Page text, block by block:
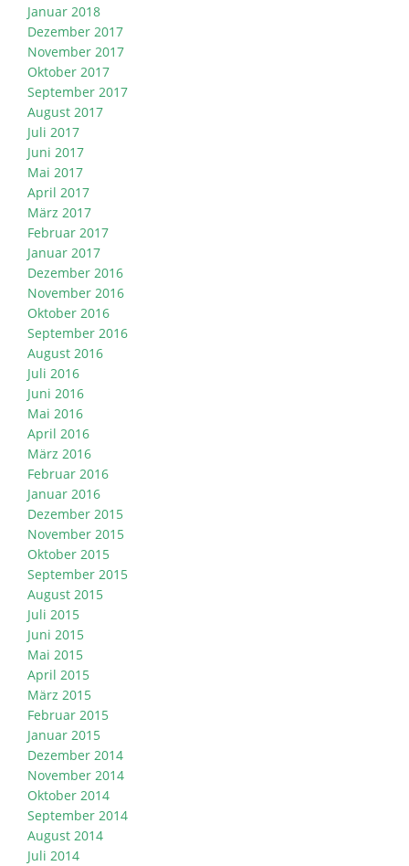
Januar 2018
Dezember 2017
November 2017
Oktober 2017
September 2017
August 2017
Juli 2017
Juni 2017
Mai 2017
April 2017
März 2017
Februar 2017
Januar 2017
Dezember 2016
November 2016
Oktober 2016
September 2016
August 2016
Juli 2016
Juni 2016
Mai 2016
April 2016
März 2016
Februar 2016
Januar 2016
Dezember 2015
November 2015
Oktober 2015
September 2015
August 2015
Juli 2015
Juni 2015
Mai 2015
April 2015
März 2015
Februar 2015
Januar 2015
Dezember 2014
November 2014
Oktober 2014
September 2014
August 2014
Juli 2014